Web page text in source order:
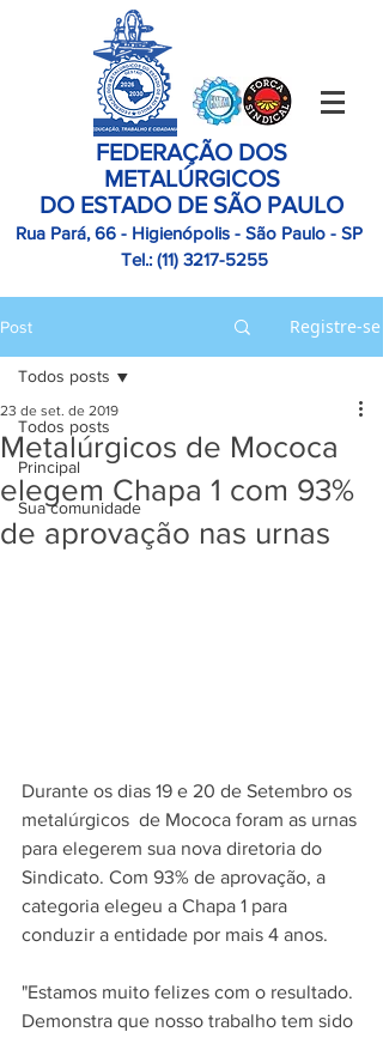
FEDERAÇÃO DOS
METALÚRGICOS
DO ESTADO DE SÃO PAULO
Rua Pará, 66 - Higienópolis - São Paulo - SP
Tel.: (11) 3217-5255
Post Registre-se
Todos posts
Principal
Sua comunidade
Todos posts
Metalúrgicos de Mococa
elegem Chapa 1 com 93%
de aprovação nas urnas
23 de set. de 2019
Durante os dias 19 e 20 de Setembro os
metalúrgicos  de Mococa foram as urnas
para elegerem sua nova diretoria do
Sindicato. Com 93% de aprovação, a
categoria elegeu a Chapa 1 para
conduzir a entidade por mais 4 anos.
"Estamos muito felizes com o resultado.
Demonstra que nosso trabalho tem sido